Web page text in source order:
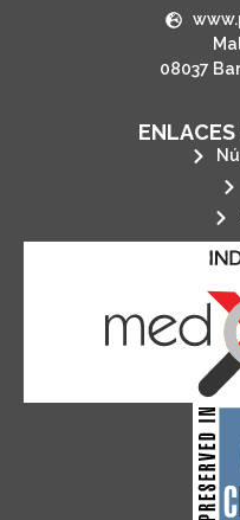
08037
ENLACES
ensures
of